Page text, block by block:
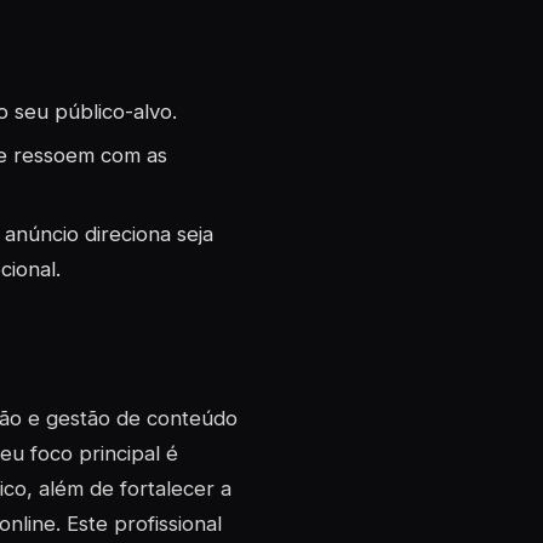
seu público-alvo.
ressoem com as
direciona seja
e gestão de conteúdo
foco principal é
além de fortalecer a
Este profissional